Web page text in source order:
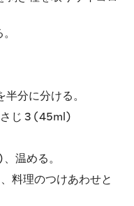
分に分ける。
じ 3 (45ml)
温める。
料理のつけあわせと